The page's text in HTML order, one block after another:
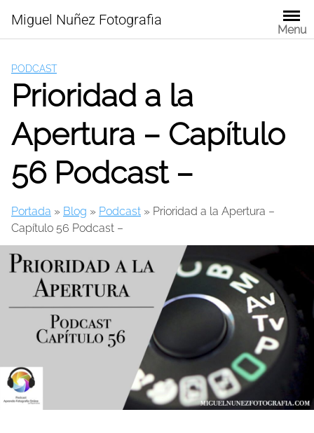
content
Miguel Nuñez Fotografia
Menu
PODCAST
Prioridad a la
Apertura – Capítulo
56 Podcast –
Portada » Blog » Podcast » Prioridad a la Apertura –
Capítulo 56 Podcast –